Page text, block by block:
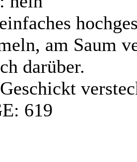
am Saum
darüber.
619